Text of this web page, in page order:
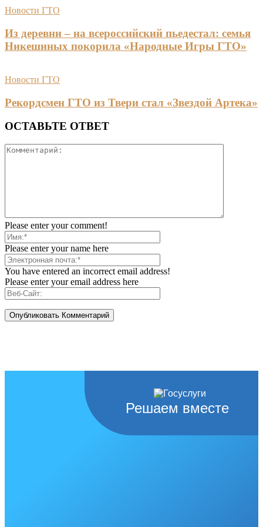
Новости ГТО
Из деревни – на всероссийский пьедестал: семья
Никешиных покорила «Народные Игры ГТО»
Новости ГТО
Рекордсмен ГТО из Твери стал «Звездой Артека»
ОСТАВЬТЕ ОТВЕТ
Please enter your comment!
Please enter your name here
You have entered an incorrect email address!
Please enter your email address here
Решаем вместе